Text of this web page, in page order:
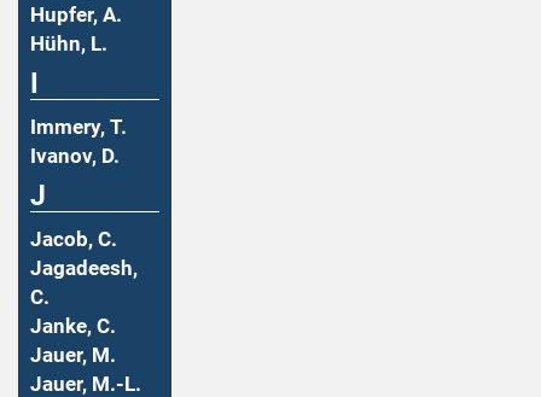
Hupfer, A.
Hühn, L.
Immery, T.
Ivanov, D.
J
Jacob, C.
Jagadeesh,
C.
Janke, C.
Jauer, M.
Jauer, M.-L.